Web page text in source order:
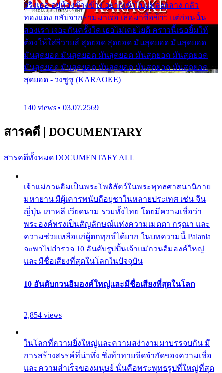
จริงเธอ อยู่ห้องข้างข้าง อยากเข้าไปแหลงกลาง กลัว
ทองแดง กลับจากรามมาเจอ เธอมาซื้อข้าว แต่ก่อนนั้น
สองเรา เจอะกันครั้งใด เธอไม่เคยไยดี คราวนี้เธอยิ้มให้
ต้องให้ใส่ลีวายส์ สุดยอด สุดยอด มันสุดยอด มันสุดยอด
มันสุดยอด มันสุดยอด มันสุดยอด มันสุดยอด มันสุดยอด
มันสุดยอด มันสุดยอด มันสุดยอด มันสุดยอด มันสุดยอด
สุดยอด - วงซูซู (KARAOKE)
140 views • 03.07.2569
สารคดี | DOCUMENTARY
สารคดีทั้งหมด DOCUMENTARY ALL
เจ้าแม่กวนอิมเป็นพระโพธิสัตว์ในพระพุทธศาสนานิกาย
มหายาน มีผู้เคารพนับถือบูชาในหลายประเทศ เช่น จีน
ญี่ปุ่น เกาหลี เวียดนาม รวมทั้งไทย โดยมีความเชื่อว่า
พระองค์ทรงเป็นสัญลักษณ์แห่งความเมตตา กรุณา และ
ความช่วยเหลือแก่ผู้ตกทุกข์ได้ยาก ในบทความนี้ Palanla
จะพาไปสำรวจ 10 อันดับรูปปั้นเจ้าแม่กวนอิมองค์ใหญ่
และมีชื่อเสียงที่สุดในโลกในปัจจุบัน
10 อันดับกวนอิมองค์ใหญ่และมีชื่อเสียงที่สุดในโลก
2,854 views
ในโลกที่ความยิ่งใหญ่และความสง่างามมาบรรจบกัน มี
การสร้างสรรค์ที่น่าทึ่ง ซึ่งท้าทายขีดจำกัดของความเชื่อ
และความสำเร็จของมนุษย์ นั่นคือพระพุทธรูปที่ใหญ่ที่สุด